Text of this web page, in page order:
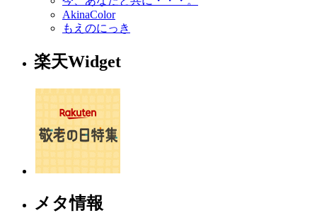
AkinaColor
もえのにっき
楽天Widget
メタ情報